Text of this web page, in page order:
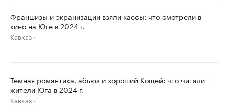
Франшизы и экранизации взяли кассы: что смотрели в
кино на Юге в 2024 г.
Кавказ
Темная романтика, абьюз и хороший Кощей: что читали
жители Юга в 2024 г.
Кавказ